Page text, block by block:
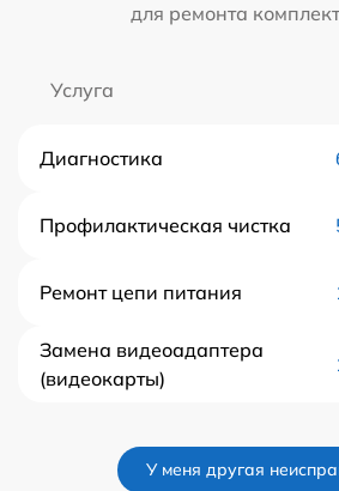
для ремонта
Услуга
Диагностика
Профилактическая чистка
Ремонт цепи питания
Замена видеоадаптера
(видеокарты)
У меня другая